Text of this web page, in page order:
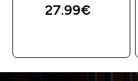
27.99€‎